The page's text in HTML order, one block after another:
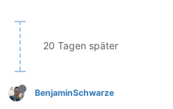
20 Tagen später
BenjaminSchwarze